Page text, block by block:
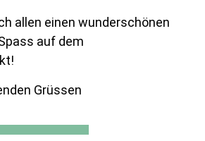
allen einen wunderschönen
auf dem
Grüssen